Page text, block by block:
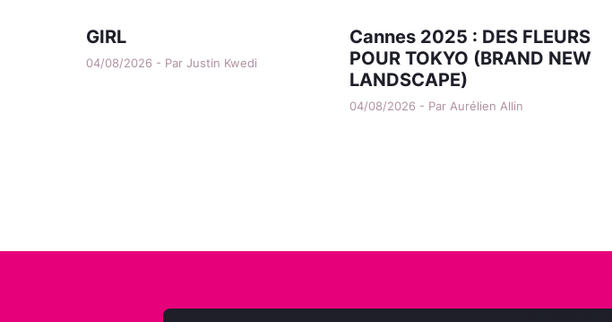
GIRL
04/08/2026 - Par Justin Kwedi
Cannes 2025 : DES FLEURS
POUR TOKYO (BRAND NEW
LANDSCAPE)
04/08/2026 - Par Aurélien Allin